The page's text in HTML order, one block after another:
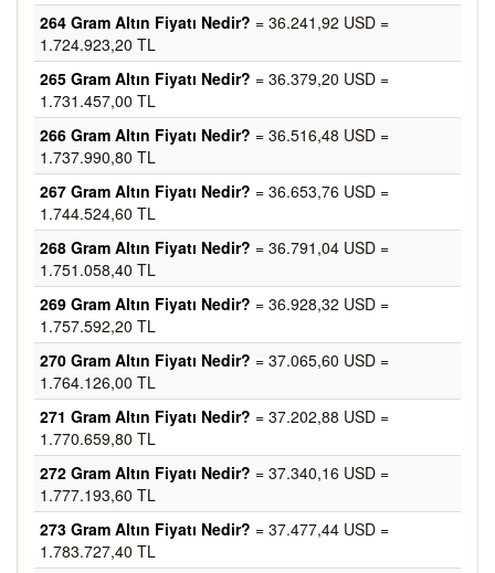
264 Gram Altın Fiyatı Nedir? = 36.241,92 USD =
1.724.923,20 TL
265 Gram Altın Fiyatı Nedir? = 36.379,20 USD =
1.731.457,00 TL
266 Gram Altın Fiyatı Nedir? = 36.516,48 USD =
1.737.990,80 TL
267 Gram Altın Fiyatı Nedir? = 36.653,76 USD =
1.744.524,60 TL
268 Gram Altın Fiyatı Nedir? = 36.791,04 USD =
1.751.058,40 TL
269 Gram Altın Fiyatı Nedir? = 36.928,32 USD =
1.757.592,20 TL
270 Gram Altın Fiyatı Nedir? = 37.065,60 USD =
1.764.126,00 TL
271 Gram Altın Fiyatı Nedir? = 37.202,88 USD =
1.770.659,80 TL
272 Gram Altın Fiyatı Nedir? = 37.340,16 USD =
1.777.193,60 TL
273 Gram Altın Fiyatı Nedir? = 37.477,44 USD =
1.783.727,40 TL